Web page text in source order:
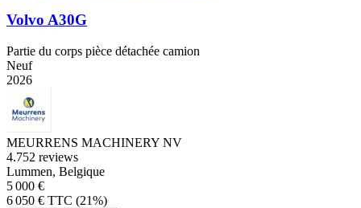
Volvo A30G
Partie du corps pièce détachée camion
Neuf
2026
MEURRENS MACHINERY NV
4.752 reviews
Lummen, Belgique
5 000 €
6 050 € TTC (21%)